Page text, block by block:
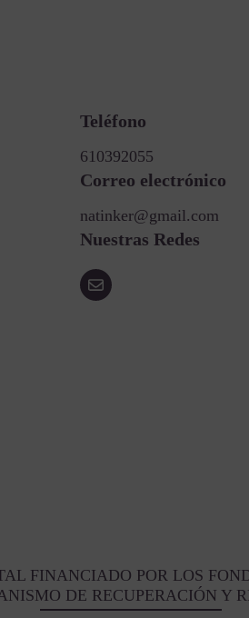
Teléfono
610392055
Correo electrónico
natinker@gmail.com
Nuestras Redes
FINANCIADO POR LOS
DE RECUPERACIÓN Y